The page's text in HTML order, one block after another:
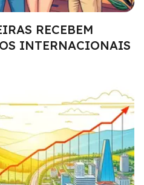
RECEBEM
INTERNACIONAIS